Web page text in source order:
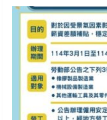
十
二
屆
贊
美
酒
店
春
季
二
手
市
集
化
身
親